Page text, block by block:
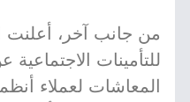
من جانب آخر، أعلنت
للتأمينات
المعاشات لعملاء